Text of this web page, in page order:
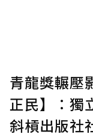
青龍獎輾壓
正民】：獨
斜槓出版社